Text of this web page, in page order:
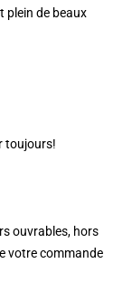
plein de beaux
toujours!
ouvrables, hors
votre commande